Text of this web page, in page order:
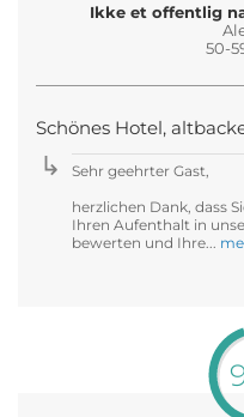
Ikke et offentlig
50-
Schönes Hotel,
Sehr geehrter Gast,
herzlichen Dank, dass
Ihren Aufenthalt in
bewerten und Ihre...